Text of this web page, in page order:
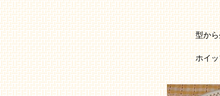
型か
ホイ